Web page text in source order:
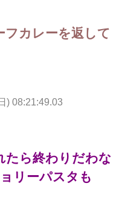
フカレーを返して
) 08:21:49.03
たら終わりだわな
リーパスタも